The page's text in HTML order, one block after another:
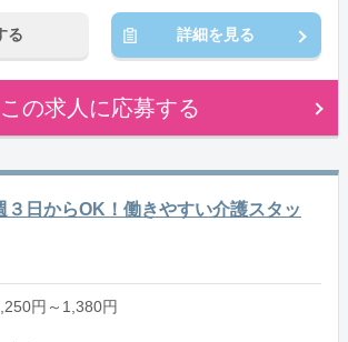
る 詳細を見る
この求人に応募する
日からOK！働きやすい介護スタッ
円～1,380円